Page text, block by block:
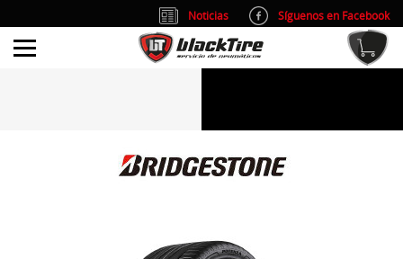
Noticias
Síguenos en Facebook
info@blacktire.es
Atención al cliente: L/V 9:00-14:00 y 15:00-19:00